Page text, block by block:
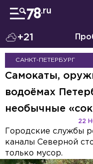
+21
САНКТ-ПЕТЕРБУРГ
Самокаты,
водоёмах
необычные
22
Городские службы
каналы Северной
только мусор.